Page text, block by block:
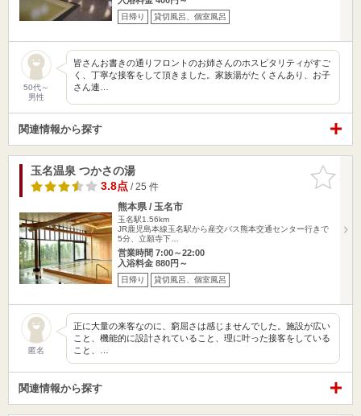
日帰り 貸切風呂、個室風呂
50代～
男性
皆さんお書きの通りフロントのお姉さんのホスピタリティがすご
く、丁寧な接客をして頂きました。家族湯がたくさんあり、お子
さん連…
関連情報から探す
お気に入
りに追加
玉名温泉 つかさの湯
3.8点/ 25 件
熊本県 / 玉名市
玉名駅1.56km
JR鹿児島本線玉名駅から産交バス熊本交通センター行きで
5分、立願寺下…
営業時間 7:00～22:00
入浴料金 880円～
日帰り 貸切風呂、個室風呂
匿名
正に大量の来客なのに、窮屈さは感じませんでした。施設が広い
こと、機能的に設計されていること、理に叶った接客をしている
こと、…
関連情報から探す